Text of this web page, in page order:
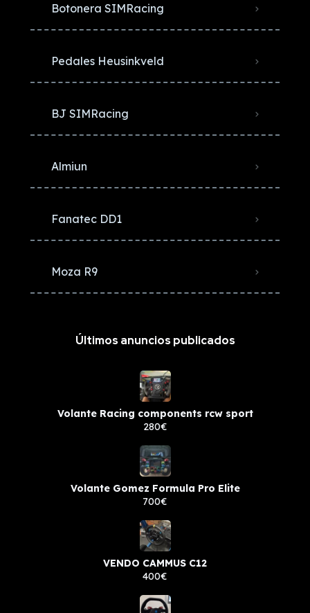
Botonera SIMRacing
Pedales Heusinkveld
BJ SIMRacing
Almiun
Fanatec DD1
Moza R9
Últimos anuncios publicados
Volante Racing components rcw sport
280€
Volante Gomez Formula Pro Elite
700€
VENDO CAMMUS C12
400€